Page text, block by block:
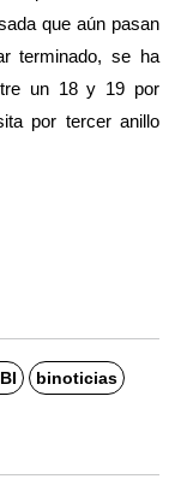
que aún pasan
terminado, se ha
un 18 y 19 por
por tercer anillo
binoticias